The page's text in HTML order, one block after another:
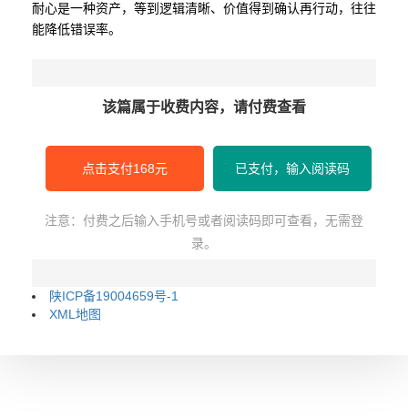
耐心是一种资产，等到逻辑清晰、价值得到确认再行动，往往
能降低错误率。
该篇属于收费内容，请付费查看
点击支付168元 已支付，输入阅读码
注意：付费之后输入手机号或者阅读码即可查看，无需登
录。
陕ICP备19004659号-1
XML地图